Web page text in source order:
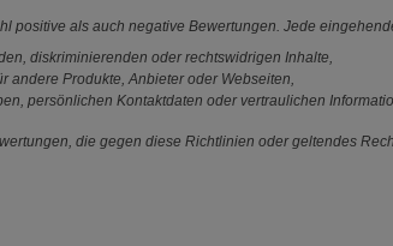
positive als auch negative Bewertungen. Jede
diskriminierenden oder rechtswidrigen Inhalte,
andere Produkte, Anbieter oder Webseiten,
persönlichen Kontaktdaten oder vertraulichen
die gegen diese Richtlinien oder geltendes